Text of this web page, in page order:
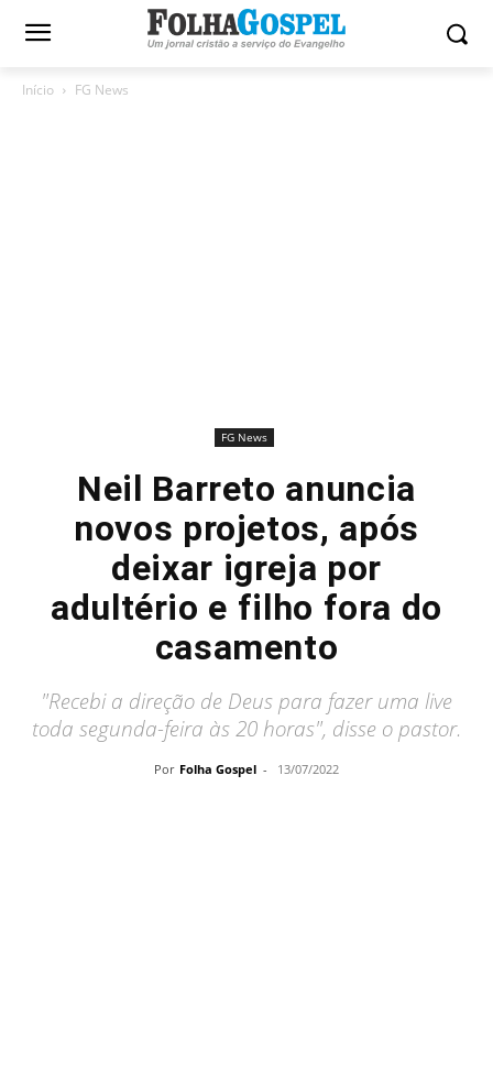
Início FG News
FG News
Neil Barreto anuncia
novos projetos, após
deixar igreja por
adultério e filho fora do
casamento
"Recebi a direção de Deus para fazer uma live
toda segunda-feira às 20 horas", disse o pastor.
Por Folha Gospel - 13/07/2022